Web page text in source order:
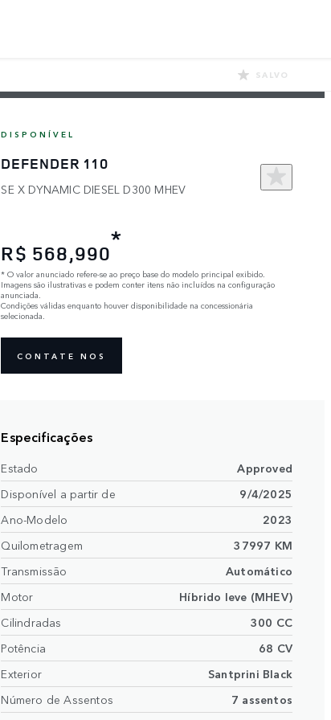
SALVO
DISPONÍVEL
DEFENDER 110
SE X DYNAMIC DIESEL D300 MHEV
R$ 568,990
*
* O valor anunciado refere-se ao preço base do modelo principal exibido.
Imagens são ilustrativas e podem conter itens não incluídos na configuração
anunciada.
Condições válidas enquanto houver disponibilidade na concessionária
selecionada.
CONTATE NOS
Especificações
Estado
Approved
Disponível a partir de
9/4/2025
Ano-Modelo
2023
Quilometragem
37997 KM
Transmissão
Automático
Motor
Híbrido leve (MHEV)
Cilindradas
300 CC
Potência
68 CV
Exterior
Santprini Black
Número de Assentos
7 assentos